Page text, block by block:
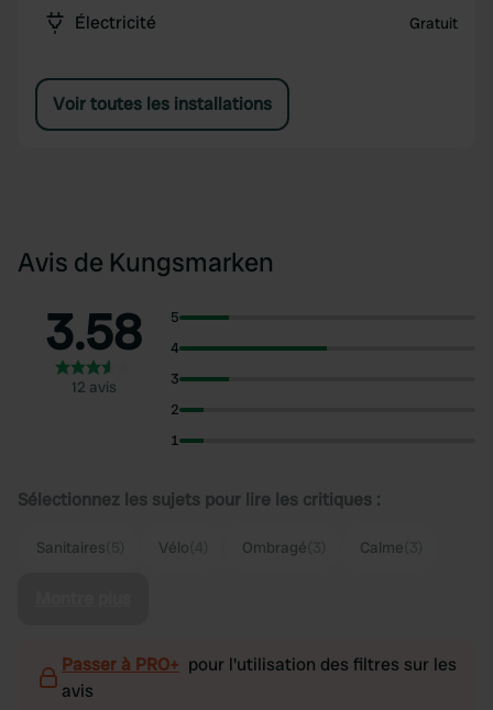
Électricité Gratuit
Voir toutes les installations
Avis de Kungsmarken
3.58
12 avis
5
4
3
2
1
Sélectionnez les sujets pour lire les critiques :
Sanitaires Vélo Ombragé Calme
Passer à PRO+ pour l'utilisation des filtres sur les
avis